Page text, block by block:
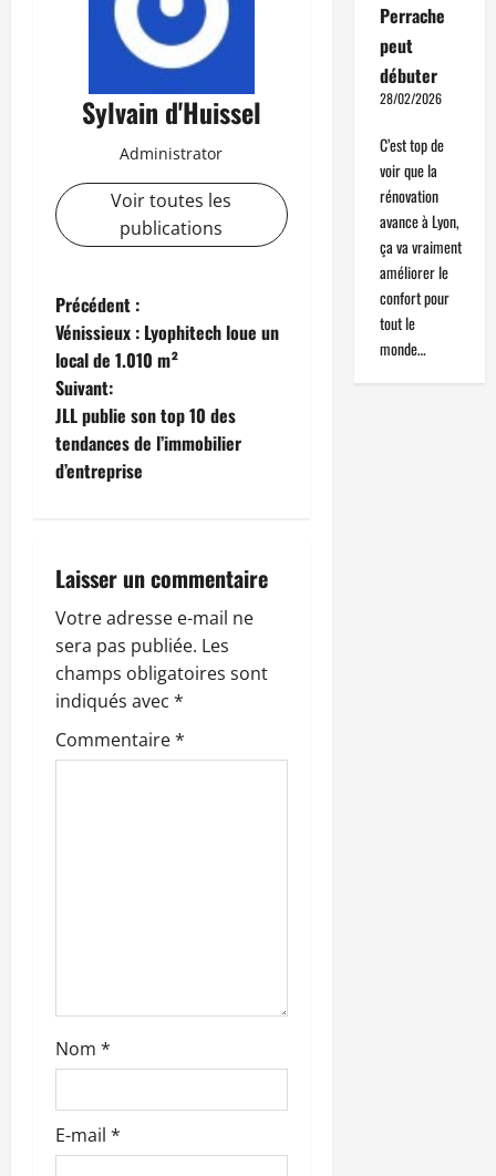
Sylvain d'Huissel
Administrator
Voir toutes les
publications
N
a
v
i
t
i
o
n
d
i
c
l
e
Précédent :
Vénissieux : Lyophitech loue un
local de 1.010 m²
Suivant:
JLL publie son top 10 des
tendances de l’immobilier
d’entreprise
Laisser un commentaire
Votre adresse e-mail ne
sera pas publiée. Les
champs obligatoires sont
indiqués avec *
Commentaire*
Nom *
E-mail *
Perrache
peut
débuter
28/02/2026
C’est top de
voir que la
rénovation
avance à Lyon,
ça va vraiment
améliorer le
confort pour
tout le
monde…